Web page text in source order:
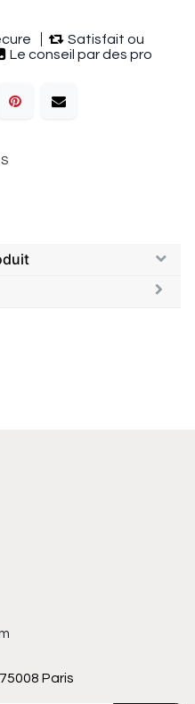
Satisfait ou
Le conseil par des pro
Paris